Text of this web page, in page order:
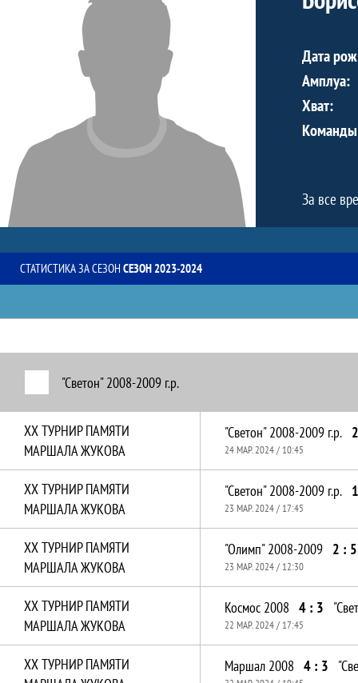
Дата
Амплуа:
Хват:
За все
СТАТИСТИКА ЗА СЕЗОН СЕЗОН 2023-2024
"Светон" 2008-2009 г.р.
XX ТУРНИР ПАМЯТИ
МАРШАЛА ЖУКОВА
"Светон" 2008-2009 г.р.
24 МАР. 2024 / 10:45
XX ТУРНИР ПАМЯТИ
МАРШАЛА ЖУКОВА
"Светон" 2008-2009 г.р.
23 МАР. 2024 / 17:45
XX ТУРНИР ПАМЯТИ
МАРШАЛА ЖУКОВА
"Олимп" 2008-2009 2 : 5
23 МАР. 2024 / 12:30
XX ТУРНИР ПАМЯТИ
МАРШАЛА ЖУКОВА
Космос 2008 4 : 3
22 МАР. 2024 / 17:45
XX ТУРНИР ПАМЯТИ
Маршал 2008 4 : 3